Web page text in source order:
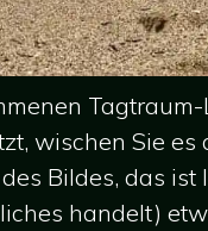
wischen Sie es
Bildes, das
handelt)